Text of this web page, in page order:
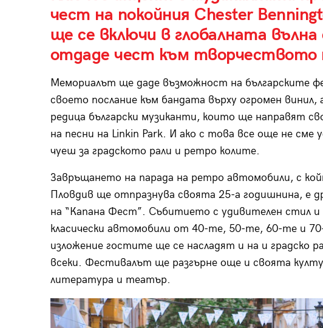
чест на покойния Chester
ще се включи в глобалната
отдаде чест към творчеството
Мемориалът ще даде възможност на българските
своето послание към бандата върху огромен
редица български музиканти, които ще направят
на песни на Linkin Park. И ако с това все още не сме
чуеш за градското рали и ретро колите.
Завръщането на парада на ретро автомобили, с
Пловдив ще отпразнува своята 25-а годишнина, е
на “Капана Фест”. Събитието с удивителен стил
класически автомобили от 40-те, 50-те, 60-те и
изложение гостите ще се насладят и на и градско
всеки. Фестивалът ще разгърне още и своята
литература и театър.